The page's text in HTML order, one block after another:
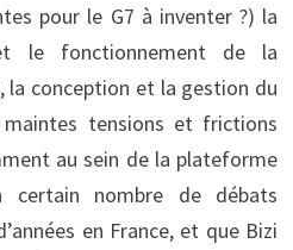
pour le G7 à inventer ?) la
le fonctionnement de la
conception et la gestion du
tensions et frictions
au sein de la plateforme
certain nombre de débats
en France, et que Bizi